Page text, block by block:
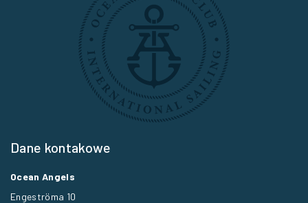
Dane kontakowe
Ocean Angels
Engeströma 10